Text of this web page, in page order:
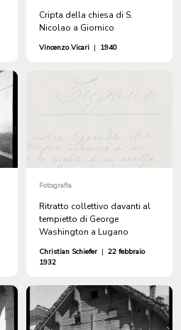
Cripta della chiesa di S.
Nicolao a Giornico
Vincenzo Vicari | 1940
Fotografia
Ritratto collettivo davanti al
tempietto di George
Washington a Lugano
Christian Schiefer | 22 febbraio
1932